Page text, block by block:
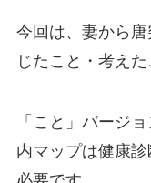
今回は、妻から
じたこと・考え
「こと」バージ
内マップは健康